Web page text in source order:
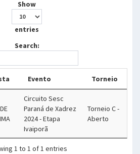
Show
entries
Search:
Evento Torneio
Circuito Sesc
Paraná de Xadrez
2024 - Etapa
Ivaiporã
Torneio C -
Aberto
1 to 1 of 1 entries